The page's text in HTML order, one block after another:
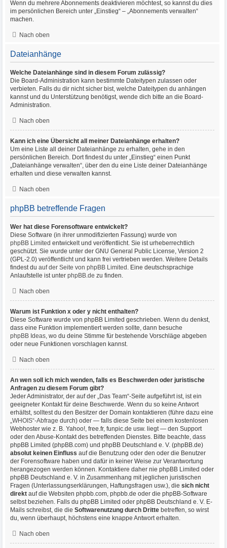
Wenn du mehrere Abonnements deaktivieren möchtest, so kannst du dies
im persönlichen Bereich unter „Einstieg“ – „Abonnements verwalten“
machen.
Nach oben
Dateianhänge
Welche Dateianhänge sind in diesem Forum zulässig?
Die Board-Administration kann bestimmte Dateitypen zulassen oder
verbieten. Falls du dir nicht sicher bist, welche Dateitypen du anhängen
kannst und du Unterstützung benötigst, wende dich bitte an die Board-
Administration.
Nach oben
Kann ich eine Übersicht all meiner Dateianhänge erhalten?
Um eine Liste all deiner Dateianhänge zu erhalten, gehe in den
persönlichen Bereich. Dort findest du unter „Einstieg“ einen Punkt
„Dateianhänge verwalten“, über den du eine Liste deiner Dateianhänge
erhalten und diese verwalten kannst.
Nach oben
phpBB betreffende Fragen
Wer hat diese Forensoftware entwickelt?
Diese Software (in ihrer unmodifizierten Fassung) wurde von
phpBB Limited entwickelt und veröffentlicht. Sie ist urheberrechtlich
geschützt. Sie wurde unter der GNU General Public License, Version 2
(GPL-2.0) veröffentlicht und kann frei vertrieben werden. Weitere Details
findest du auf der Seite von phpBB Limited . Eine deutschsprachige
Anlaufstelle ist unter phpBB.de zu finden.
Nach oben
Warum ist Funktion x oder y nicht enthalten?
Diese Software wurde von phpBB Limited geschrieben. Wenn du denkst,
dass eine Funktion implementiert werden sollte, dann besuche
phpBB Ideas, wo du deine Stimme für bestehende Vorschläge abgeben
oder neue Funktionen vorschlagen kannst.
Nach oben
An wen soll ich mich wenden, falls es Beschwerden oder juristische
Anfragen zu diesem Forum gibt?
Jeder Administrator, der auf der „Das Team“-Seite aufgeführt ist, ist ein
geeigneter Kontakt für deine Beschwerde. Wenn du so keine Antwort
erhältst, solltest du den Besitzer der Domain kontaktieren (führe dazu eine
„WHOIS“-Abfrage durch) oder — falls diese Seite bei einem kostenlosen
Webhoster wie z. B. Yahoo!, free.fr, funpic.de usw. liegt — den Support
oder den Abuse-Kontakt des betreffenden Dienstes. Bitte beachte, dass
phpBB Limited (phpBB.com) und phpBB Deutschland e. V. (phpBB.de)
absolut keinen Einfluss auf die Benutzung oder den oder die Benutzer
der Forensoftware haben und dafür in keiner Weise zur Verantwortung
herangezogen werden können. Kontaktiere daher nie phpBB Limited oder
phpBB Deutschland e. V. in Zusammenhang mit jeglichen juristischen
Fragen (Unterlassungserklärungen, Haftungsfragen usw.), die sich nicht
direkt auf die Websiten phpbb.com, phpbb.de oder die phpBB-Software
selbst beziehen. Falls du phpBB Limited oder phpBB Deutschland e. V. E-
Mails schreibst, die die Softwarenutzung durch Dritte betreffen, so wirst
du, wenn überhaupt, höchstens eine knappe Antwort erhalten.
Nach oben